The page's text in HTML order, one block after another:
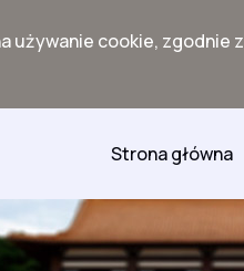
używanie cookie, zgodnie z
Strona główna